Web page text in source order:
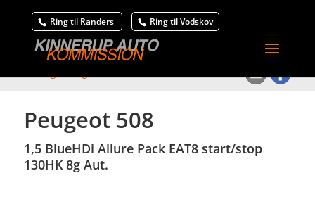
Ring til Randers Ring til Vodskov
Peugeot 508
1,5 BlueHDi Allure Pack EAT8 start/stop
130HK 8g Aut.